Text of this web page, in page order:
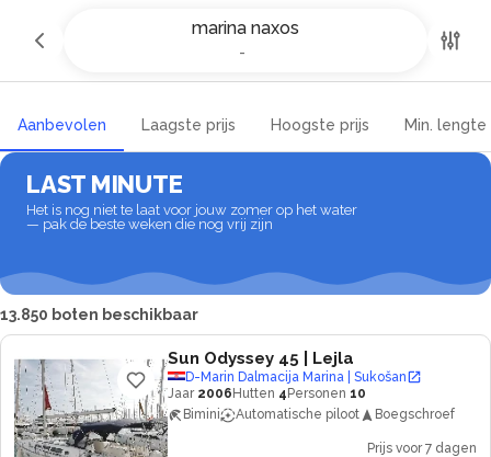
marina naxos
-
Jachtcharter en bootverhuur in
marina naxos
Aanbevolen Laagste prijs Hoogste prijs Min. lengte
LAST MINUTE
Het is nog niet te laat voor jouw zomer op het water
— pak de beste weken die nog vrij zijn
13.850 boten beschikbaar
Sun Odyssey 45 | Lejla
D-Marin Dalmacija Marina | Sukošan
Jaar 2006 Hutten 4 Personen 10
Bimini
Automatische piloot Boegschroef
Prijs voor 7 dagen